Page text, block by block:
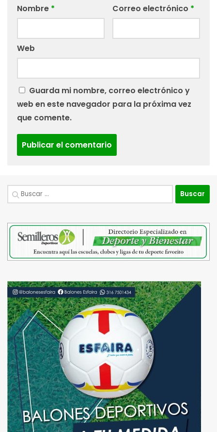
Nombre * Correo electrónico *
Web
Guarda mi nombre, correo electrónico y
web en este navegador para la próxima vez
que comente.
Buscar: